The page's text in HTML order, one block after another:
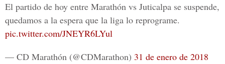
El partido de hoy entre Marathón vs Juticalpa se suspende,
quedamos a la espera que la liga lo reprograme.
pic.twitter.com/JNEYR6LYul
— CD Marathón (@CDMarathon) 31 de enero de 2018